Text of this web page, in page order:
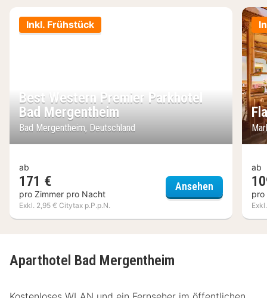
Inkl. Frühstück
Best Western Premier Parkhotel
Bad Mergentheim
Bad Mergentheim, Deutschland
ab
171 €
pro Zimmer pro Nacht
Exkl. 2,95 € Citytax p.P.p.N.
Ansehen Best
ab
pro
Aparthotel Bad Mergentheim